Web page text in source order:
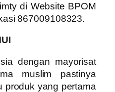
di Website BPOM
867009108323.
dengan mayorisat
muslim pastinya
produk yang pertama